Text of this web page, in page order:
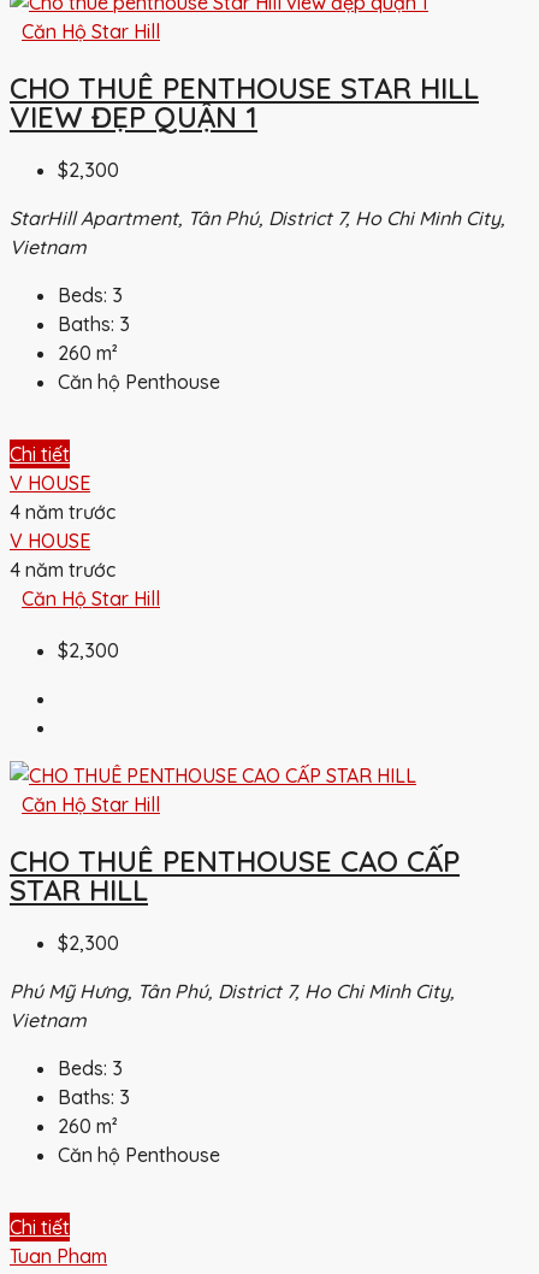
Căn Hộ Star Hill
CHO THUÊ PENTHOUSE STAR HILL
VIEW ĐẸP QUẬN 1
$2,300
StarHill Apartment, Tân Phú, District 7, Ho Chi Minh City,
Vietnam
Beds: 3
Baths: 3
260 m²
Căn hộ Penthouse
Chi tiết
V HOUSE
4 năm trước
V HOUSE
4 năm trước
Căn Hộ Star Hill
$2,300
Căn Hộ Star Hill
CHO THUÊ PENTHOUSE CAO CẤP
STAR HILL
$2,300
Phú Mỹ Hưng, Tân Phú, District 7, Ho Chi Minh City,
Vietnam
Beds: 3
Baths: 3
260 m²
Căn hộ Penthouse
Chi tiết
Tuan Pham